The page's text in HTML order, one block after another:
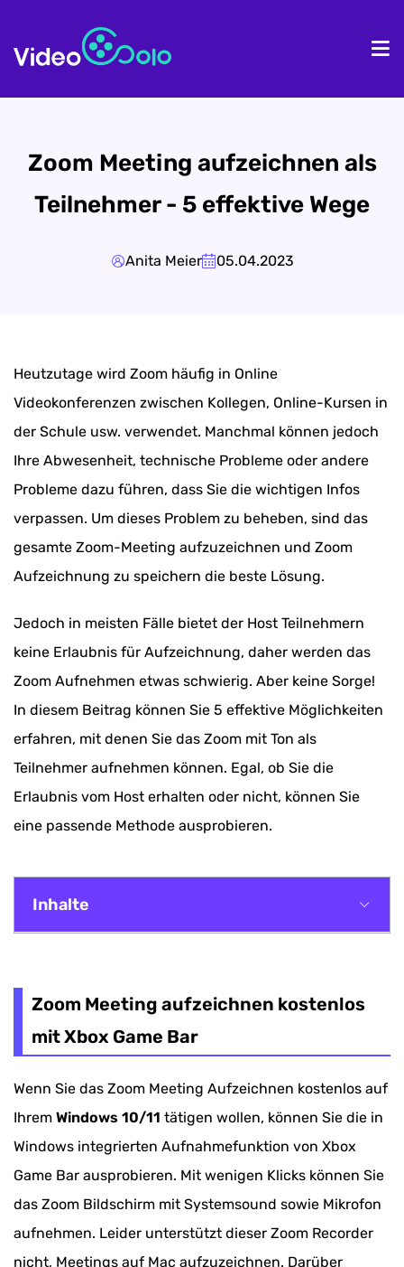
Zoom Meeting aufzeichnen als
Teilnehmer - 5 effektive Wege
Anita Meier 05.04.2023
Heutzutage wird Zoom häufig in Online
Videokonferenzen zwischen Kollegen, Online-Kursen in
der Schule usw. verwendet. Manchmal können jedoch
Ihre Abwesenheit, technische Probleme oder andere
Probleme dazu führen, dass Sie die wichtigen Infos
verpassen. Um dieses Problem zu beheben, sind das
gesamte Zoom-Meeting aufzuzeichnen und Zoom
Aufzeichnung zu speichern die beste Lösung.
Jedoch in meisten Fälle bietet der Host Teilnehmern
keine Erlaubnis für Aufzeichnung, daher werden das
Zoom Aufnehmen etwas schwierig. Aber keine Sorge!
In diesem Beitrag können Sie 5 effektive Möglichkeiten
erfahren, mit denen Sie das Zoom mit Ton als
Teilnehmer aufnehmen können. Egal, ob Sie die
Erlaubnis vom Host erhalten oder nicht, können Sie
eine passende Methode ausprobieren.
Inhalte
Zoom Bildschirm aufnehmen mit Ton via
Desktop-Recorder
Zoom Meeting aufnehmen mit Online Screen
Recorder
Zoom Meeting Aufzeichnung via Chrome
Erweiterung
Zoom Meeting aufzeichnen als Teilnehmer
Zoom Meeting aufzeichnen kostenlos
mit Xbox Game Bar
Wenn Sie das Zoom Meeting Aufzeichnen kostenlos auf
Ihrem Windows 10/11 tätigen wollen, können Sie die in
Windows integrierten Aufnahmefunktion von Xbox
Game Bar ausprobieren. Mit wenigen Klicks können Sie
das Zoom Bildschirm mit Systemsound sowie Mikrofon
aufnehmen. Leider unterstützt dieser Zoom Recorder
nicht, Meetings auf Mac aufzuzeichnen. Darüber